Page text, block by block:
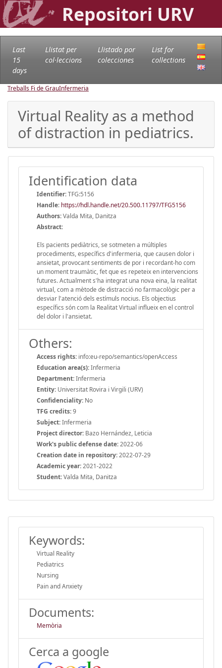
Repositori URV
Last
15
days
Llistat per
col·leccions
Llistado por
colecciones
List for
collections
Treballs Fi de GrauInfermeria
Virtual Reality as a method
of distraction in pediatrics.
Identification data
Identifier:TFG:5156
Handle: https://hdl.handle.net/20.500.11797/TFG5156
Authors:Valda Mita, Danitza
Abstract:
Els pacients pediàtrics, se sotmeten a múltiples
procediments, específics d'infermeria, que causen dolor i
ansietat, provocant sentiments de por i recordant-ho com
un moment traumàtic, fet que es repeteix en intervencions
futures. Actualment s'ha integrat una nova eina, la realitat
virtual, com a mètode de distracció no farmacològic per a
desviar l'atenció dels estímuls nocius. Els objectius
específics són com la Realitat Virtual influeix en el control
del dolor i l'ansietat.
Others:
Access rights: info:eu-repo/semantics/openAccess
Education area(s):Infermeria
Department:Infermeria
Entity: Universitat Rovira i Virgili (URV)
Confidenciality: No
TFG credits:9
Subject:Infermeria
Project director: Bazo Hernández, Leticia
Work's public defense date:2022-06
Creation date in repository:2022-07-29
Academic year:2021-2022
Student:Valda Mita, Danitza
Keywords:
Virtual Reality
Pediatrics
Nursing
Pain and Anxiety
Documents:
Memòria
Cerca a google